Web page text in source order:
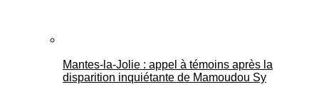
Mantes-la-Jolie : appel à témoins après la
disparition inquiétante de Mamoudou Sy